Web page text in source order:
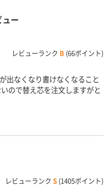
ー
レビューランク B (66ポイント)
出なくなり書けなくなること
ので替え芯を注文しますがと
レビューランク S (1405ポイント)